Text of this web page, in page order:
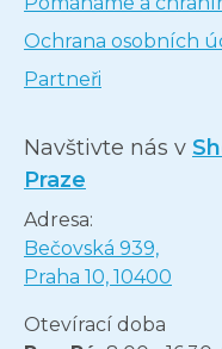
Ochrana osobních
Partneři
Navštivte nás v
Praze
Adresa:
Bečovská 939,
Praha 10, 10400
Otevírací doba